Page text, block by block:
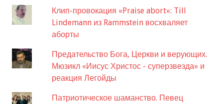
Клип-провокация «Praise abort»: Till
Lindemann из Rammstein восхваляет
аборты
Предательство Бога, Церкви и верующих.
Мюзикл «Иисус Христос - суперзвезда» и
реакция Легойды
Патриотическое шаманство. Певец